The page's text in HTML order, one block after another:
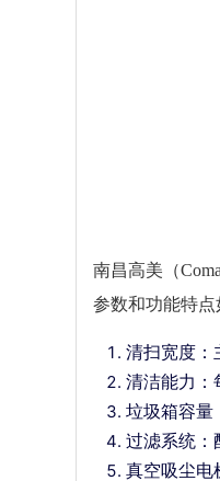
南昌高美（
参数和功能特点
清扫宽度：
清洁能力：
垃圾箱容量
过滤系统：
真空吸尘电